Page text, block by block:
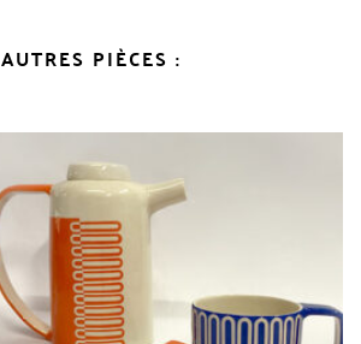
AUTRES PIÈCES :